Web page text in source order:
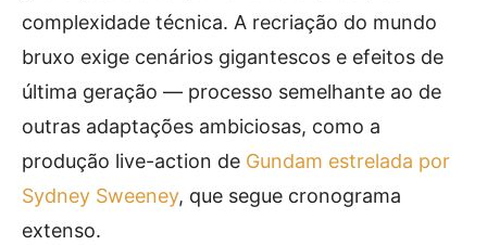
complexidade técnica. A recriação do mundo
bruxo exige cenários gigantescos e efeitos de
última geração — processo semelhante ao de
outras adaptações ambiciosas, como a
produção live-action de Gundam estrelada por
Sydney Sweeney, que segue cronograma
extenso.